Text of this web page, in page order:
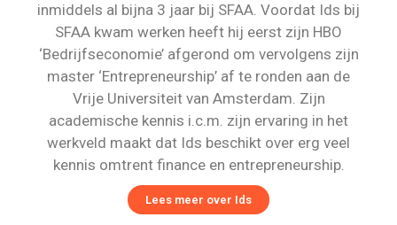
inmiddels al bijna 3 jaar bij SFAA. Voordat Ids bij
SFAA kwam werken heeft hij eerst zijn HBO
‘Bedrijfseconomie’ afgerond om vervolgens zijn
master ‘Entrepreneurship’ af te ronden aan de
Vrije Universiteit van Amsterdam. Zijn
academische kennis i.c.m. zijn ervaring in het
werkveld maakt dat Ids beschikt over erg veel
kennis omtrent finance en entrepreneurship.
Lees meer over Ids